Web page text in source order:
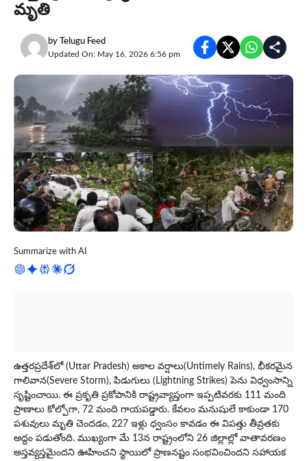
మృతి
by Telugu Feed
Updated On: May 16, 2026 6:56 pm
Summarize with AI
ఉత్తరప్రదేశ్‌లో (Uttar Pradesh) అకాల వర్షాలు(Untimely Rains), భీకరమైన
గాలివాన(Severe Storm), పిడుగులు (Lightning Strikes) పెను విధ్వంసాన్ని
సృష్టించాయి. ఈ ప్రకృతి ప్రకోపానికి రాష్ట్రవ్యాప్తంగా ఇప్పటివరకు 111 మంది
ప్రాణాలు కోల్పోగా, 72 మంది గాయపడ్డారు. కేవలం మనుషులే కాకుండా 170
పశువులు మృతి చెందడం, 227 ఇళ్లు ధ్వంసం కావడం ఈ విపత్తు తీవ్రతకు
అద్దం పడుతోంది. ముఖ్యంగా మే 13న రాష్ట్రంలోని 26 జిల్లాల్లో వాతావరణం
అస్తవ్యస్తమైందని ఊహించని స్థాయిలో ప్రాణనష్టం సంభవించిందని సహాయక